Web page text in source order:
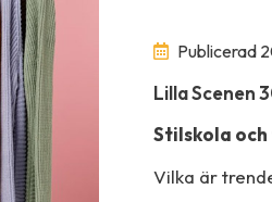
Publicerad
Lilla Scenen
Stilskola
Vilka är